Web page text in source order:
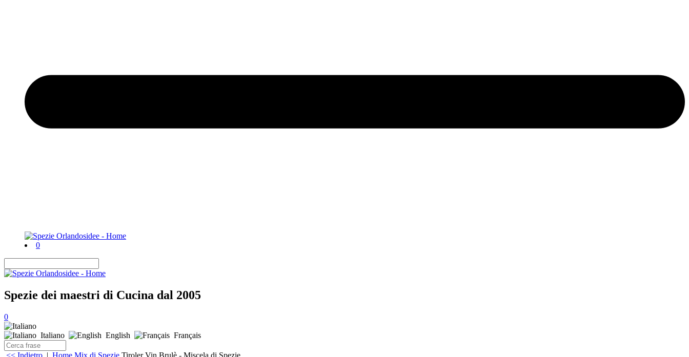
0
Spezie dei maestri di Cucina dal 2005
0
Italiano English Français
<< Indietro | Home Mix di Spezie Tiroler Vin Brulè - Miscela di Spezie